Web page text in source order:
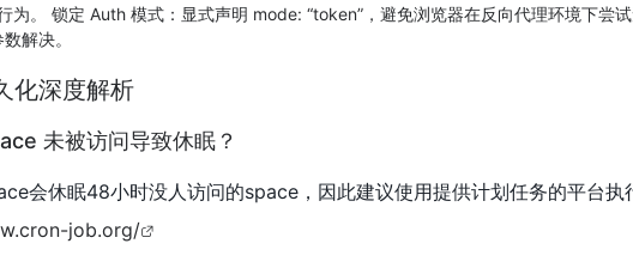
为。 锁定 Auth 模式​：显式声明 mode: “token”，避免浏览器在反向代理环境下
解决。
化深度解析
未被访问导致休眠？
会休眠48小时没人访问的space，因此建议使用提供计划任务的平台
job.org/